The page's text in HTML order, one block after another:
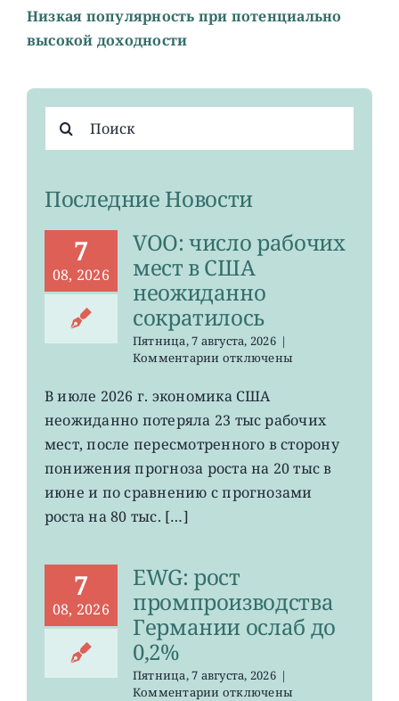
Низкая популярность при потенциально
высокой доходности
поиска:
Последние Новости
7
08, 2026
VOO: число рабочих
мест в США
неожиданно
сократилось
Пятница, 7 августа, 2026 |
Комментариик
VOO:
рабочих
мест
США
неожиданно
отключены
В июле 2026 г. экономика США
неожиданно потеряла 23 тыс рабочих
мест, после пересмотренного в сторону
понижения прогноза роста на 20 тыс в
июне и по сравнению с прогнозами
роста на 80 тыс. […]
7
08, 2026
EWG: рост
промпроизводства
Германии ослаб до
0,2%
Пятница, 7 августа, 2026 |
Комментариикотключены